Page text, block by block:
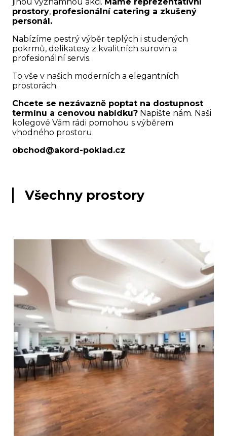
prostory, profesionální catering a zkušený
personál.
Nabízíme pestrý výběr teplých i studených
pokrmů, delikatesy z kvalitních surovin a
profesionální servis.
To vše v našich moderních a elegantních
prostorách.
Chcete se nezávazně poptat na dostupnost
termínu a cenovou nabídku? Napište nám. Naši
kolegové Vám rádi pomohou s výběrem
vhodného prostoru.
obchod@akord-poklad.cz
Všechny prostory